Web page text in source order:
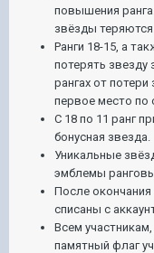
повышения
звёзды теряются.
Ранги 18-15, а
потерять звезду
рангах от
первое место по
С 18 по 11 ранг
бонусная звезда.
Уникальные
эмблемы
После окончания
списаны с
Всем
памятный флаг